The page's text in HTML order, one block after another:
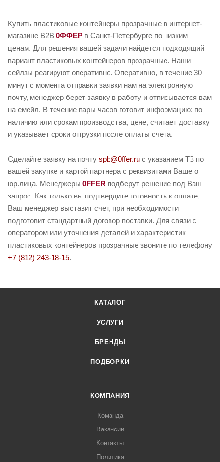
Купить пластиковые контейнеры прозрачные в интернет-
магазине B2B 0ФФЕР в Санкт-Петербурге по низким
ценам. Для решения вашей задачи найдется подходящий
вариант пластиковых контейнеров прозрачные. Наши
сейлзы реагируют оперативно. Оперативно, в течение 30
минут с момента отправки заявки нам на электронную
почту, менеджер берет заявку в работу и отписывается вам
на емейл. В течение пары часов готовит информацию: по
наличию или срокам производства, цене, считает доставку
и указывает сроки отгрузки после оплаты счета.
Сделайте заявку на почту spb@0ffer.ru с указанием ТЗ по
вашей закупке и картой партнера с реквизитами Вашего
юр.лица. Менеджеры 0FFER подберут решение под Ваш
запрос. Как только вы подтвердите готовность к оплате,
Ваш менеджер выставит счет, при необходимости
подготовит стандартный договор поставки. Для связи с
оператором или уточнения деталей и характеристик
пластиковых контейнеров прозрачные звоните по телефону
+7 (812) 243-18-15.
КАТАЛОГ
УСЛУГИ
БРЕНДЫ
ПОДБОРКИ
КОМПАНИЯ
Команда
Вакансии
Контакты
Политика